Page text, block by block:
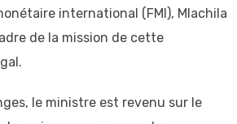
international (FMI), Mlachila
de la mission de cette
le ministre est revenu sur le